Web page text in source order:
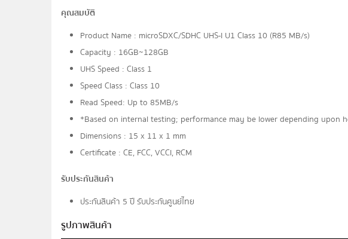
คุณสมบัติ
Product Name : microSDXC/SDHC UHS-I U1 Class 10 (R85 MB/s)
Capacity : 16GB~128GB
UHS Speed : Class 1
Speed Class : Class 10
Read Speed: Up to 85MB/s
*Based on internal testing; performance may be lower depending upon
Dimensions : 15 x 11 x 1 mm
Certificate : CE, FCC, VCCI, RCM
รับประกันสินค้า
ประกันสินค้า 5 ปี รับประกันศูนย์ไทย
รูปภาพสินค้า